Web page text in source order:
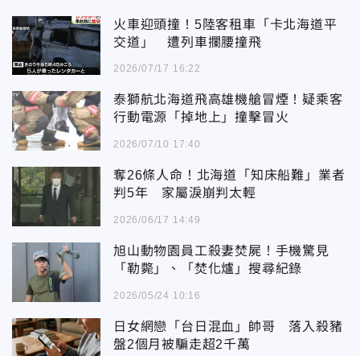
火車迎頭撞！5陸客租車「卡北海道平
交道」 遭列車攔腰撞飛
2026/07/17 16:22
泰獅航北海道飛高雄機艙冒煙！疑乘客
行動電源「掉地上」撞擊冒火
2026/07/10 17:40
奪26條人命！北海道「知床船難」業者
判5年 家屬淚崩判太輕
2026/06/17 14:49
旭山動物園員工殺妻焚屍！手機驚見
「勒斃」、「焚化爐」搜尋紀錄
2026/05/24 10:16
日女網戀「台日混血」帥哥 落入殺豬
盤2個月被騙走超2千萬